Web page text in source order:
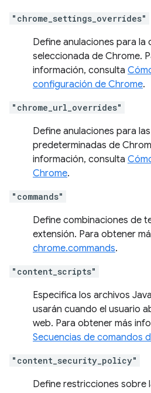
"chrome_settings_overrides"
Define anulaciones para la
seleccionada de Chrome.
información, consulta
configuración de Chrome.
"chrome_url_overrides"
Define anulaciones para
predeterminadas de
información, consulta
Chrome.
"commands"
Define combinaciones de
extensión. Para obtener
chrome.commands.
"content_scripts"
Especifica los archivos
usarán cuando el usuario
web. Para obtener más
Secuencias de comandos
"content_security_policy"
Define restricciones sobre